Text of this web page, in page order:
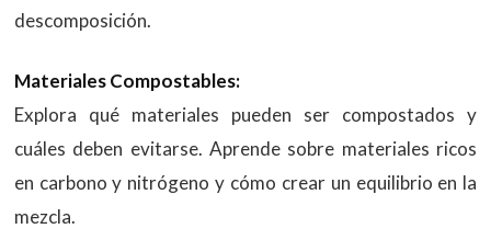
descomposición.
Materiales Compostables:
Explora qué materiales pueden ser compostados y
cuáles deben evitarse. Aprende sobre materiales ricos
en carbono y nitrógeno y cómo crear un equilibrio en la
mezcla.